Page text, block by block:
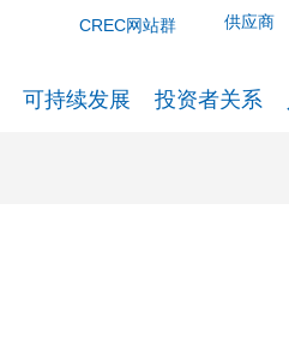
供应商
CREC网站群
可持续发展 投资者关系